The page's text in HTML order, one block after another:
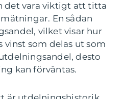
det vara viktigt att titta
En sådan
vilket visar hur
vinst som delas ut som
desto
kan förväntas.